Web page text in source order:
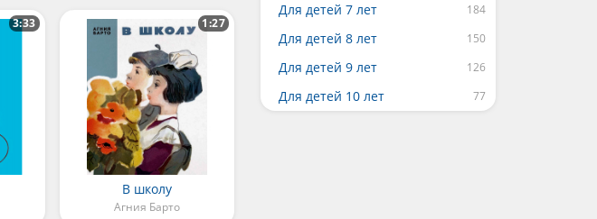
3:33
В школу
Агния Барто
1:27
Для детей 7 лет
Для детей 8 лет
Для детей 9 лет
Для детей 10 лет